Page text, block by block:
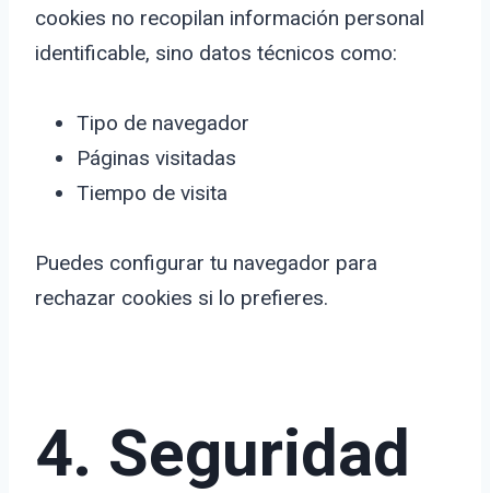
cookies no recopilan información personal
identificable, sino datos técnicos como:
Tipo de navegador
Páginas visitadas
Tiempo de visita
Puedes configurar tu navegador para
rechazar cookies si lo prefieres.
4. Seguridad